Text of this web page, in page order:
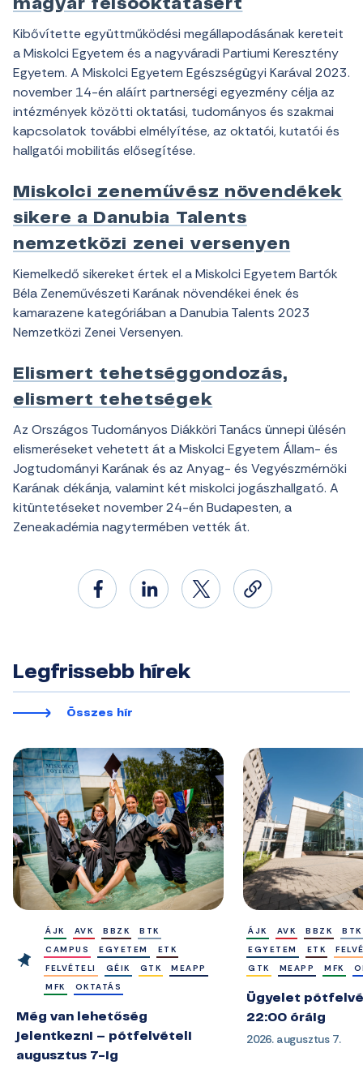
magyar felsőoktatásért
Kibővítette együttműködési megállapodásának kereteit
a Miskolci Egyetem és a nagyváradi Partiumi Keresztény
Egyetem. A Miskolci Egyetem Egészségügyi Karával 2023.
november 14-én aláírt partnerségi egyezmény célja az
intézmények közötti oktatási, tudományos és szakmai
kapcsolatok további elmélyítése, az oktatói, kutatói és
hallgatói mobilitás elősegítése.
Miskolci zeneművész növendékek
sikere a Danubia Talents
nemzetközi zenei versenyen
Kiemelkedő sikereket értek el a Miskolci Egyetem Bartók
Béla Zeneművészeti Karának növendékei ének és
kamarazene kategóriában a Danubia Talents 2023
Nemzetközi Zenei Versenyen.
Elismert tehetséggondozás,
elismert tehetségek
Az Országos Tudományos Diákköri Tanács ünnepi ülésén
elismeréseket vehetett át a Miskolci Egyetem Állam- és
Jogtudományi Karának és az Anyag- és Vegyészmérnöki
Karának dékánja, valamint két miskolci jogászhallgató. A
kitüntetéseket november 24-én Budapesten, a
Zeneakadémia nagytermében vették át.
Legfrissebb hírek
Összes hír
ÁJK AVK BBZK
BTK
CAMPUS
EGYETEM
ETK
FELVÉTELI
GÉIK GTK
MEAPP
MFK
OKTATÁS
Még van lehetőség
jelentkezni – pótfelvételi
augusztus 7-ig
ÁJK AVK BBZK
BTK
EGYETEM
ETK
GTK
MEAPP MFK
Ügyelet
22:00 óráig
2026. augusztus 7.